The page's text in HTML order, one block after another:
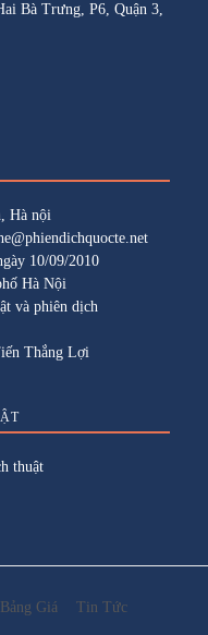
Bà Trưng, P6, Quận 3,
Hà nội
10/09/2010
Hà Nội
và phiên dịch
Thắng Lợi
thuật
Bảng Giá Tin Tức